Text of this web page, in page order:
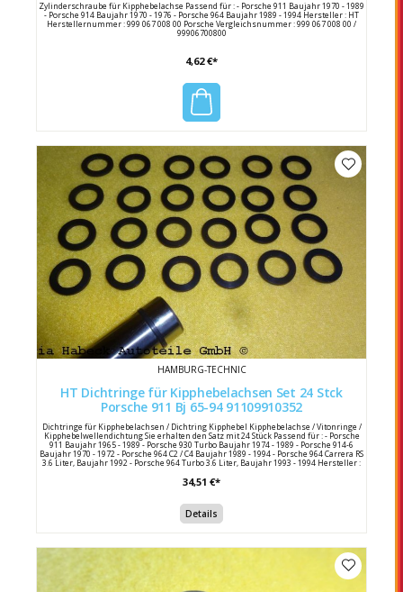
Zylinderschraube für Kipphebelachse Passend für : - Porsche 911 Baujahr 1970 - 1989
- Porsche 914 Baujahr 1970 - 1976 - Porsche 964 Baujahr 1989 - 1994 Hersteller : HT
Herstellernummer : 999 067 008 00 Porsche Vergleichsnummer : 999 067 008 00 /
99906700800
4,62 €*
HAMBURG-TECHNIC
HT Dichtringe für Kipphebelachsen Set 24 Stck
Porsche 911 Bj 65-94 91109910352
Dichtringe für Kipphebelachsen / Dichtring Kipphebel Kipphebelachse / Vitonringe /
Kipphebelwellendichtung Sie erhalten den Satz mit 24 Stück Passend für : - Porsche
911 Baujahr 1965 - 1989 - Porsche 930 Turbo Baujahr 1974 - 1989 - Porsche 914-6
Baujahr 1970 - 1972 - Porsche 964 C2 / C4 Baujahr 1989 - 1994 - Porsche 964 Carrera RS
3.6 Liter, Baujahr 1992 - Porsche 964 Turbo 3.6 Liter, Baujahr 1993 - 1994 Hersteller :
91109910352
34,51 €*
Details